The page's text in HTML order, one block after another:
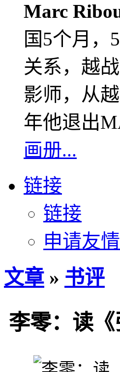
Marc
国5个月，
关系，越
影师，从
年他退出
画册...
链接
链接
申请友
文章 » 书评
李零：读